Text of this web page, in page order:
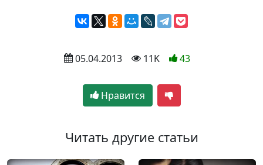
05.04.2013 11K 43
Нравится
Читать другие статьи